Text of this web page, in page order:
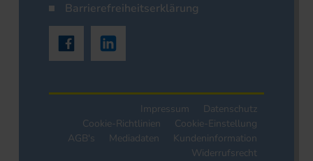
Barrierefreiheitserklärung
Impressum
Datenschutz
Cookie-Richtlinien
Cookie-Einstellung
AGB's
Mediadaten
Kundeninformation
Widerrufsrecht